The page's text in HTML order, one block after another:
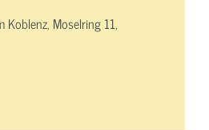
Koblenz, Moselring 11,